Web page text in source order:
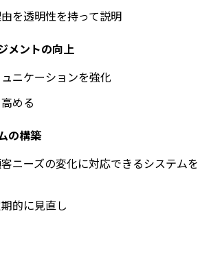
を透明性を持って説明
メントの向上
ニケーションを強化
める
の構築
ニーズの変化に対応できるシステムを
的に見直し